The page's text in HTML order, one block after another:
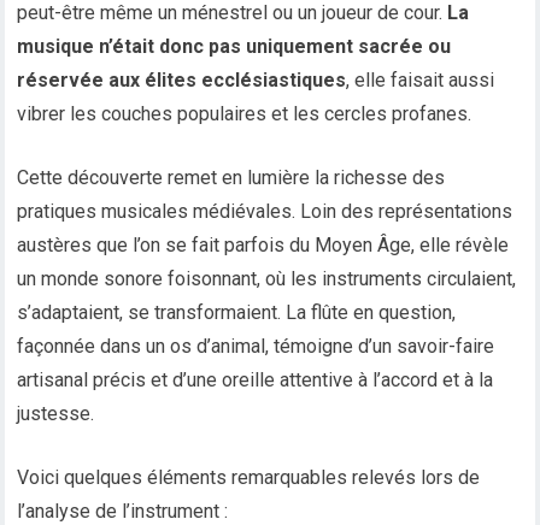
peut-être même un ménestrel ou un joueur de cour. La
musique n’était donc pas uniquement sacrée ou
réservée aux élites ecclésiastiques, elle faisait aussi
vibrer les couches populaires et les cercles profanes.
Cette découverte remet en lumière la richesse des
pratiques musicales médiévales. Loin des représentations
austères que l’on se fait parfois du Moyen Âge, elle révèle
un monde sonore foisonnant, où les instruments circulaient,
s’adaptaient, se transformaient. La flûte en question,
façonnée dans un os d’animal, témoigne d’un savoir-faire
artisanal précis et d’une oreille attentive à l’accord et à la
justesse.
Voici quelques éléments remarquables relevés lors de
l’analyse de l’instrument :